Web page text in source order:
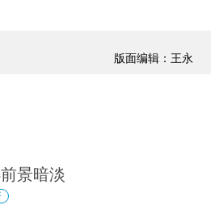
版面编辑：王永
景暗淡